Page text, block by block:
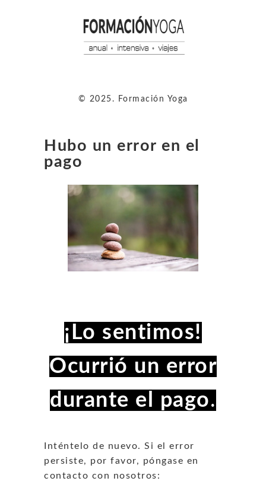
© 2025. Formación Yoga
Hubo un error en el
pago
¡Lo sentimos!
Ocurrió un error
durante el pago.
Inténtelo de nuevo. Si el error
persiste, por favor, póngase en
contacto con nosotros: